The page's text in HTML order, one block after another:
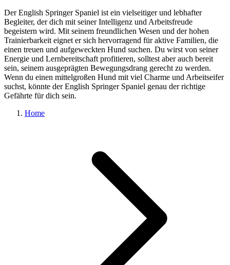
Der English Springer Spaniel ist ein vielseitiger und lebhafter
Begleiter, der dich mit seiner Intelligenz und Arbeitsfreude
begeistern wird. Mit seinem freundlichen Wesen und der hohen
Trainierbarkeit eignet er sich hervorragend für aktive Familien, die
einen treuen und aufgeweckten Hund suchen. Du wirst von seiner
Energie und Lernbereitschaft profitieren, solltest aber auch bereit
sein, seinem ausgeprägten Bewegungsdrang gerecht zu werden.
Wenn du einen mittelgroßen Hund mit viel Charme und Arbeitseifer
suchst, könnte der English Springer Spaniel genau der richtige
Gefährte für dich sein.
Home